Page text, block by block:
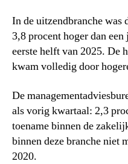
In de uitzendbranche was
3,8 procent hoger dan
eerste helft van 2025. De
kwam volledig door
De
als vorig kwartaal: 2,3
toename binnen de
binnen deze branche niet
2020.